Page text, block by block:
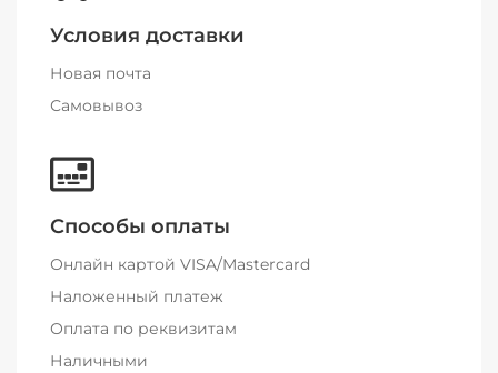
Условия доставки
Новая почта
Самовывоз
Способы оплаты
Онлайн картой VISA/Mastercard
Наложенный платеж
Оплата по реквизитам
Наличными